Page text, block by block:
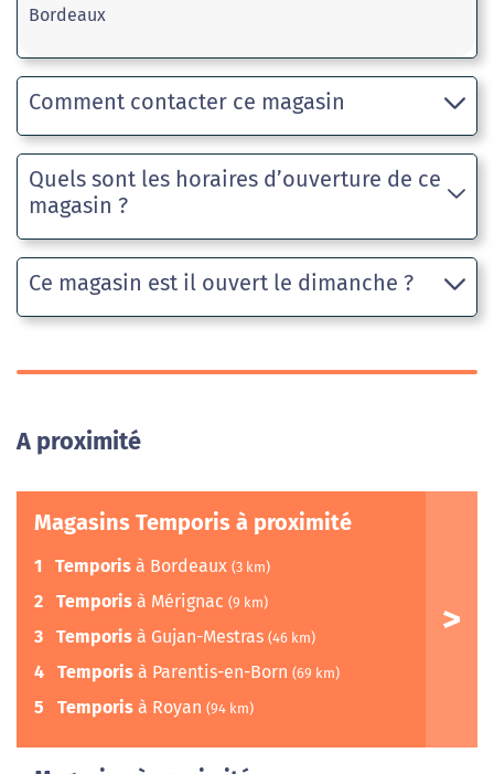
Bordeaux
Comment contacter ce magasin
Quels sont les horaires d’ouverture de ce
magasin ?
Ce magasin est il ouvert le dimanche ?
A proximité
Magasins Temporis à proximité
1 Temporis à Bordeaux (3 km)
2 Temporis à Mérignac (9 km)
3 Temporis à Gujan-Mestras (46 km)
4 Temporis à Parentis-en-Born (69 km)
5 Temporis à Royan (94 km)